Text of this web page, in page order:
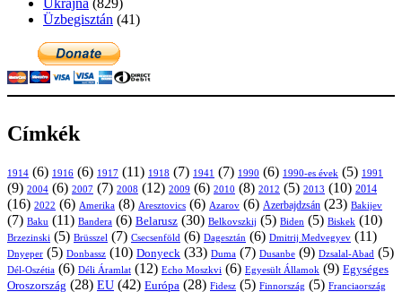
Ukrajna (829)
Üzbegisztán (41)
Címkék
1914 (6) 1916 (6) 1917 (11) 1918 (7) 1941 (7) 1990 (6) 1990-es évek (5) 1991
(9) 2004 (6) 2007 (7) 2008 (12) 2009 (6) 2010 (8) 2012 (5) 2013 (10) 2014
(16) 2022 (6) Amerika (8) Aresztovics (6) Azarov (6) Azerbajdzsán (23) Bakijev
(7) Baku (11) Bandera (6) Belarusz (30) Belkovszkij (5) Biden (5) Biskek (10)
Brzezinski (5) Brüsszel (7) Csecsenföld (6) Dagesztán (6) Dmitrij Medvegyev (11)
Dnyeper (5) Donbassz (10) Donyeck (33) Duma (7) Dusanbe (9) Dzsalal-Abad (5)
Dél-Oszétia (6) Déli Áramlat (12) Echo Moszkvi (6) Egyesült Államok (9) Egységes
Oroszország (28) EU (42) Európa (28) Fidesz (5) Finnország (5) Franciaország